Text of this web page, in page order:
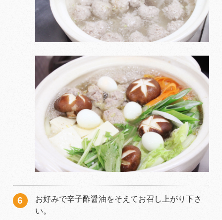
お好みで辛子酢醤油をそえてお召し上がり下さ
い。